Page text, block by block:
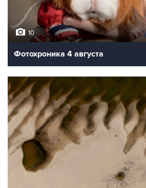
10
Фотохроника 4 августа